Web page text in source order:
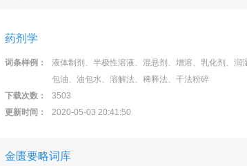
药剂学
词条样例：
液体制剂、半极性溶液、混悬剂、增溶、乳化剂、
包油、油包水、溶解法、稀释法、干法粉碎
下载次数：
3503
更新时间：
2020-05-03 20:41:50
金匮要略词库